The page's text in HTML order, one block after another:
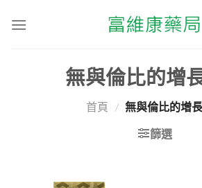
無與倫比的增
首頁 / 無與倫比的增
篩選